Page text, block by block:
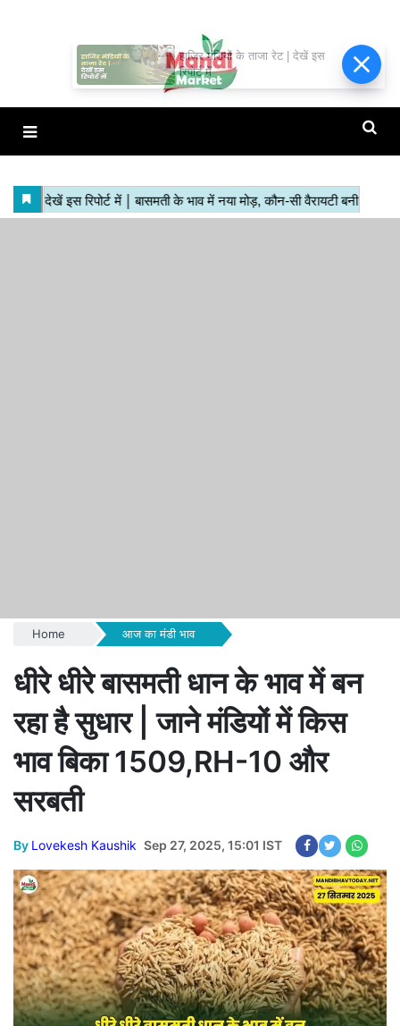
Home आज का मंडी भाव
धीरे धीरे बासमती धान के भाव में बन
रहा है सुधार | जाने मंडियों में किस
भाव बिका 1509,RH-10 और
सरबती
By Lovekesh Kaushik Sep 27, 2025, 15:01 IST
हाजिर मंडियों के ताजा रेट | देखें इस
रिपोर्ट में